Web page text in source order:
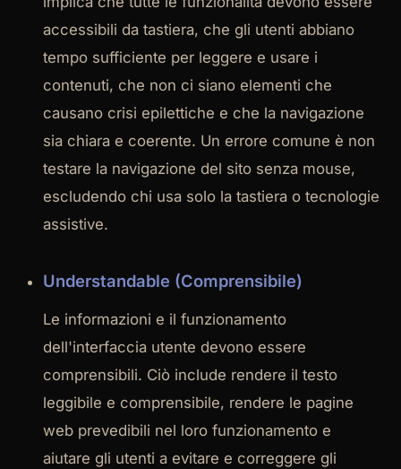
accessibili da tastiera, che gli utenti abbiano
tempo sufficiente per leggere e usare i
contenuti, che non ci siano elementi che
causano crisi epilettiche e che la navigazione
sia chiara e coerente. Un errore comune è non
testare la navigazione del sito senza mouse,
escludendo chi usa solo la tastiera o tecnologie
assistive.
Understandable (Comprensibile)
Le informazioni e il funzionamento
dell'interfaccia utente devono essere
comprensibili. Ciò include rendere il testo
leggibile e comprensibile, rendere le pagine
web prevedibili nel loro funzionamento e
aiutare gli utenti a evitare e correggere gli